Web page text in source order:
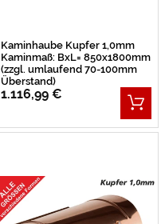
Kaminhaube Kupfer 1,0mm
Kaminmaß: BxL= 850x1800mm
(zzgl. umlaufend 70-100mm
Überstand)
1.116,99 €